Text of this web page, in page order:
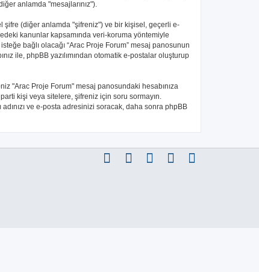
anlamda "mesajlarınız").
şifre (diğer anlamda "şifreniz") ve bir kişisel, geçerli e-
kanunlar kapsamında veri-koruma yöntemiyle
bağlı olacağı “Arac Proje Forum” mesaj panosunun
ile, phpBB yazılımından otomatik e-postalar oluşturup
"Arac Proje Forum" mesaj panosundaki hesabınıza
kişi veya sitelere, şifreniz için soru sormayın.
ve e-posta adresinizi soracak, daha sonra phpBB